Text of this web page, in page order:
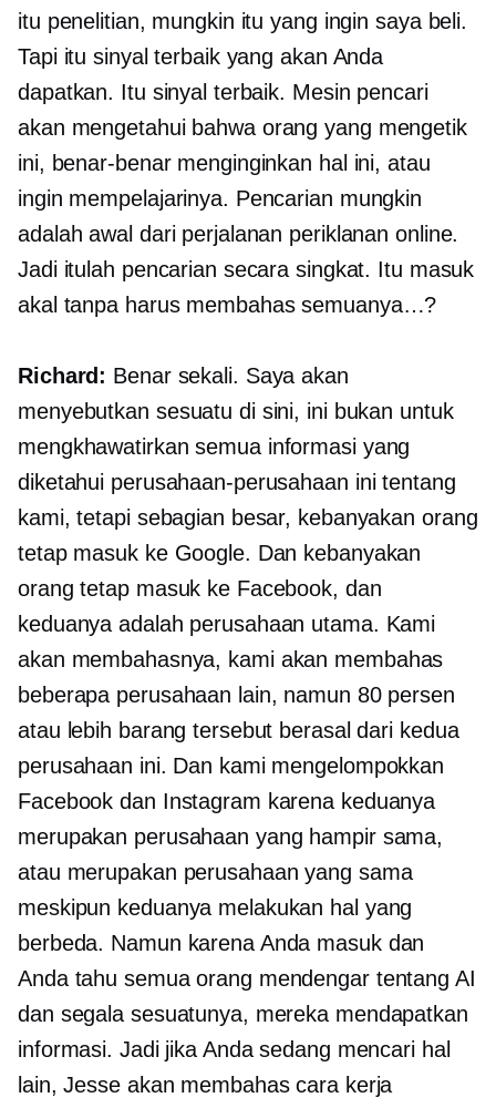
itu penelitian, mungkin itu yang ingin saya beli.
Tapi itu sinyal terbaik yang akan Anda
dapatkan. Itu sinyal terbaik. Mesin pencari
akan mengetahui bahwa orang yang mengetik
ini, benar-benar menginginkan hal ini, atau
ingin mempelajarinya. Pencarian mungkin
adalah awal dari perjalanan periklanan online.
Jadi itulah pencarian secara singkat. Itu masuk
akal tanpa harus membahas semuanya…?
Richard: Benar sekali. Saya akan
menyebutkan sesuatu di sini, ini bukan untuk
mengkhawatirkan semua informasi yang
diketahui perusahaan-perusahaan ini tentang
kami, tetapi sebagian besar, kebanyakan orang
tetap masuk ke Google. Dan kebanyakan
orang tetap masuk ke Facebook, dan
keduanya adalah perusahaan utama. Kami
akan membahasnya, kami akan membahas
beberapa perusahaan lain, namun 80 persen
atau lebih barang tersebut berasal dari kedua
perusahaan ini. Dan kami mengelompokkan
Facebook dan Instagram karena keduanya
merupakan perusahaan yang hampir sama,
atau merupakan perusahaan yang sama
meskipun keduanya melakukan hal yang
berbeda. Namun karena Anda masuk dan
Anda tahu semua orang mendengar tentang AI
dan segala sesuatunya, mereka mendapatkan
informasi. Jadi jika Anda sedang mencari hal
lain, Jesse akan membahas cara kerja